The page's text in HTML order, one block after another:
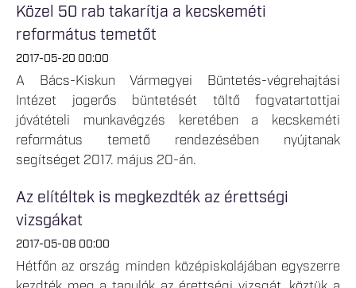
Közel 50 rab takarítja a kecskeméti
református temetőt
2017-05-20 00:00
A Bács-Kiskun Vármegyei Büntetés-végrehajtási
Intézet jogerős büntetését töltő fogvatartottjai
jóvátételi munkavégzés keretében a kecskeméti
református temető rendezésében nyújtanak
segítséget 2017. május 20-án.
Az elítéltek is megkezdték az érettségi
vizsgákat
2017-05-08 00:00
Hétfőn az ország minden középiskolájában egyszerre